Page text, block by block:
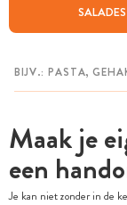
SALADES
Maak je
een
Je kan niet zonder in de
CHAT MET MAIA
MIJN BEWAARDE